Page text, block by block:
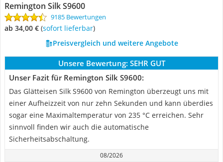
Remington Silk S9600
9185 Bewertungen
ab 34,00 € ( Sofort lieferbar)
Preisvergleich und weitere Angebote
Unsere Bewertung: SEHR GUT
Unser Fazit für Remington Silk S9600:
Das Glätteisen Silk S9600 von Remington überzeugt uns mit
einer Aufheizzeit von nur zehn Sekunden und kann überdies
sogar eine Maximaltemperatur von 235 °C erreichen. Sehr
sinnvoll finden wir auch die automatische
Sicherheitsabschaltung.
08/2026